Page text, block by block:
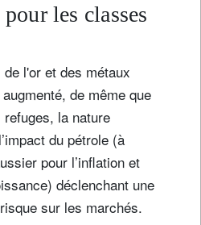
les classes
l'or et des métaux
de même que
la nature
du pétrole (à
pour l’inflation et
déclenchant une
sur les marchés.